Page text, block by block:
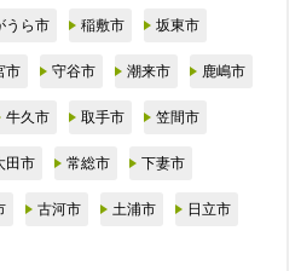
うら市 稲敷市 坂東市
市 守谷市 潮来市 鹿嶋市
牛久市 取手市 笠間市
田市 常総市 下妻市
古河市 土浦市 日立市